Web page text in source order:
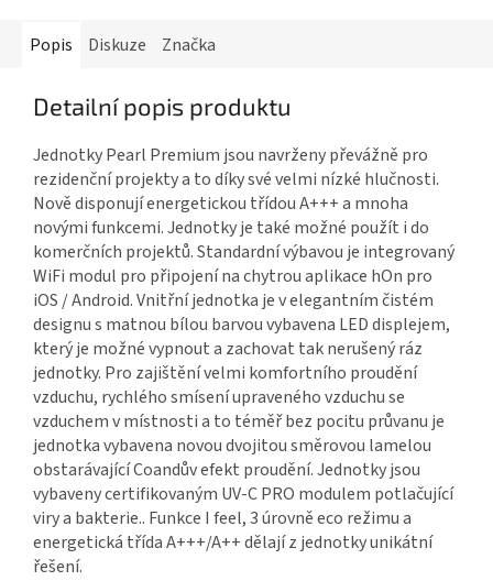
Popis Diskuze Značka
Detailní popis produktu
Jednotky Pearl Premium jsou navrženy převážně pro
rezidenční projekty a to díky své velmi nízké hlučnosti.
Nově disponují energetickou třídou A+++ a mnoha
novými funkcemi. Jednotky je také možné použít i do
komerčních projektů. Standardní výbavou je integrovaný
WiFi modul pro připojení na chytrou aplikace hOn pro
iOS / Android. Vnitřní jednotka je v elegantním čistém
designu s matnou bílou barvou vybavena LED displejem,
který je možné vypnout a zachovat tak nerušený ráz
jednotky. Pro zajištění velmi komfortního proudění
vzduchu, rychlého smísení upraveného vzduchu se
vzduchem v místnosti a to téměř bez pocitu průvanu je
jednotka vybavena novou dvojitou směrovou lamelou
obstarávající Coandův efekt proudění. Jednotky jsou
vybaveny certifikovaným UV-C PRO modulem potlačující
viry a bakterie.. Funkce I feel, 3 úrovně eco režimu a
energetická třída A+++/A++ dělají z jednotky unikátní
řešení.